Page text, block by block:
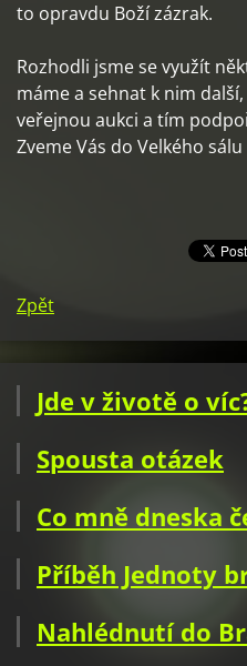
to opravdu Boží zázrak.
Rozhodli jsme se využít
máme a sehnat k nim
veřejnou aukci a tím
Zveme Vás do Velkého
Zpět
Jde v životě o
Spousta otázek
Co mně dneska
Příběh Jednoty
Nahlédnutí do